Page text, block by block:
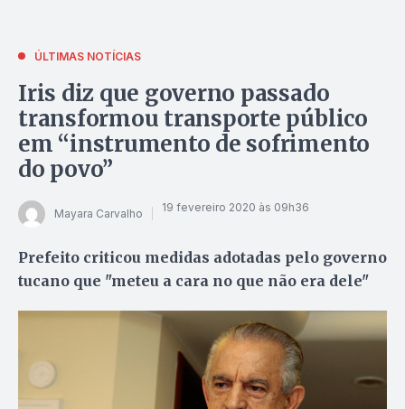
ÚLTIMAS NOTÍCIAS
Iris diz que governo passado
transformou transporte público
em “instrumento de sofrimento
do povo”
Mayara Carvalho 19 fevereiro 2020 às 09h36
Prefeito criticou medidas adotadas pelo governo
tucano que "meteu a cara no que não era dele"